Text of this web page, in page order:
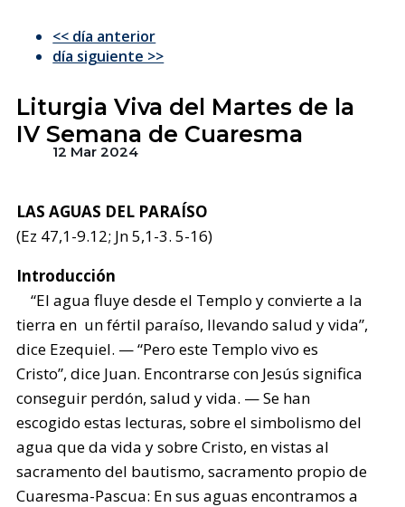
<< día anterior
día siguiente >>
Liturgia Viva del Martes de la
IV Semana de Cuaresma
12 Mar 2024
LAS AGUAS DEL PARAÍSO
(Ez 47,1-9.12; Jn 5,1-3. 5-16)
Introducción
“El agua fluye desde el Templo y convierte a la
tierra en un fértil paraíso, llevando salud y vida”,
dice Ezequiel. — “Pero este Templo vivo es
Cristo”, dice Juan. Encontrarse con Jesús significa
conseguir perdón, salud y vida. — Se han
escogido estas lecturas, sobre el simbolismo del
agua que da vida y sobre Cristo, en vistas al
sacramento del bautismo, sacramento propio de
Cuaresma-Pascua: En sus aguas encontramos a